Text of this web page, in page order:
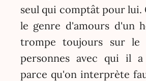
seul qui comptât pour lui.
le genre d'amours d'un
trompe toujours sur le
personnes avec qui il a
parce qu'on interprète